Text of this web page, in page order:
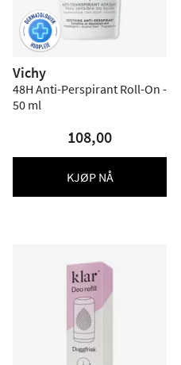
Vichy
48H Anti-Perspirant Roll-On -
50 ml
108,00
KJØP NÅ